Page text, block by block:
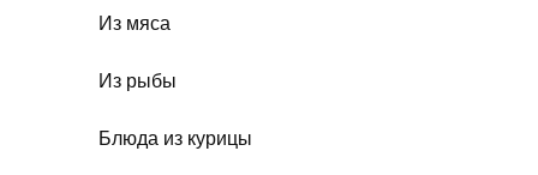
Из мяса
Из рыбы
Блюда из курицы